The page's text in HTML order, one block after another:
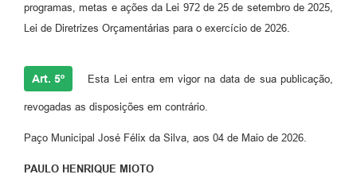
programas, metas e ações da Lei 972 de 25 de setembro de 2025,
Lei de Diretrizes Orçamentárias para o exercício de 2026.
Art. 5º Esta Lei entra em vigor na data de sua publicação,
revogadas as disposições em contrário.
Paço Municipal José Félix da Silva, aos 04 de Maio de 2026.
PAULO HENRIQUE MIOTO